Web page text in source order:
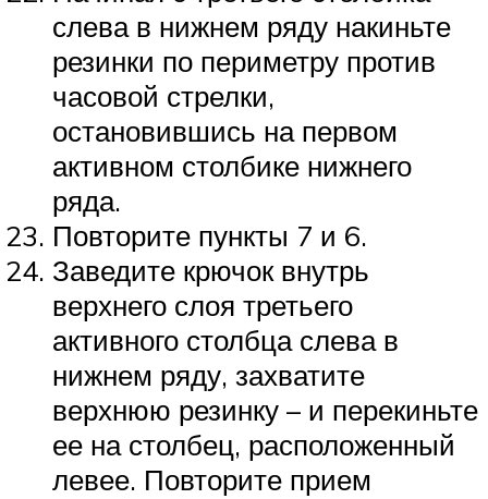
слева в нижнем ряду накиньте
резинки по периметру против
часовой стрелки,
остановившись на первом
активном столбике нижнего
ряда.
Повторите пункты 7 и 6.
Заведите крючок внутрь
верхнего слоя третьего
активного столбца слева в
нижнем ряду, захватите
верхнюю резинку – и перекиньте
ее на столбец, расположенный
левее. Повторите прием